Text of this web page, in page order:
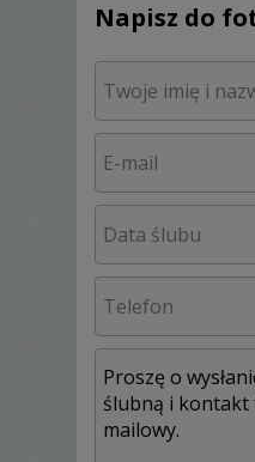
Ofertę kieruję
oczekujących
fotoreportaży jak
obsługi
dniu. W mojej
niedostrzegalnym
niecodziennych
Każde zdjęcie
zapisywane w
trakcie obróbki
Po opracowaniu
otrzymują
zdjęcia w pełnej
elektronicznej.
ustalana jest
wybranego pakietu.
Napisz do